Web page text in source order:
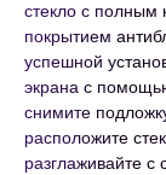
стекло с полным
покрытием
успешной
экрана с
снимите
расположите
разглаживайте с